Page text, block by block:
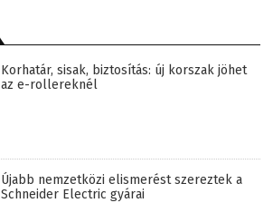
Korhatár, sisak, biztosítás: új korszak jöhet
az e-rollereknél
Újabb nemzetközi elismerést szereztek a
Schneider Electric gyárai